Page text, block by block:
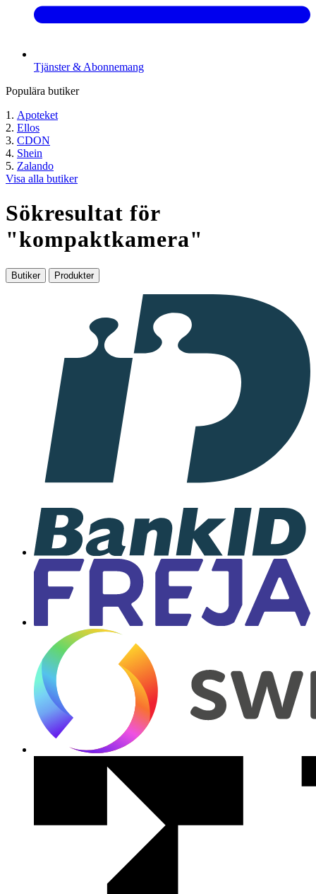
Tjänster & Abonnemang
Populära butiker
Apoteket
Ellos
CDON
Shein
Zalando
Visa alla butiker
Sökresultat för
"kompaktkamera"
Butiker Produkter